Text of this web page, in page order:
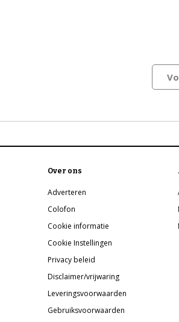
Over ons
Adverteren
Colofon
Cookie informatie
Cookie Instellingen
Privacy beleid
Disclaimer/vrijwaring
Leveringsvoorwaarden
Gebruiksvoorwaarden